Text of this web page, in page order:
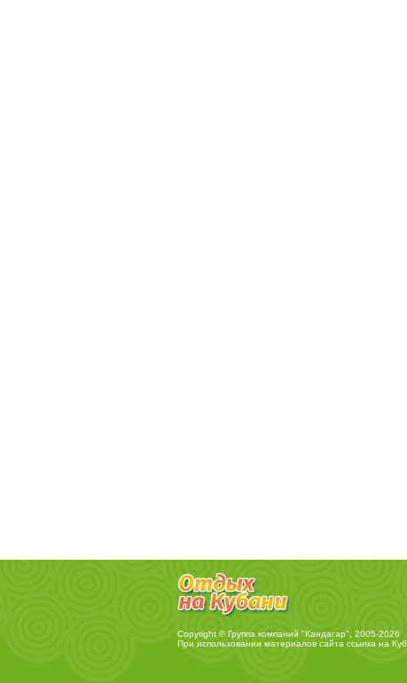
Copyright © Группа компаний "Кандагар", 2005-2026
При использовании материалов сайта ссылка на